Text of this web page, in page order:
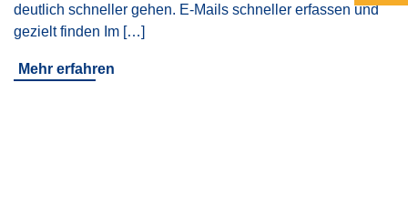
deutlich schneller gehen. E-Mails schneller erfassen und
gezielt finden Im […]
Mehr erfahren